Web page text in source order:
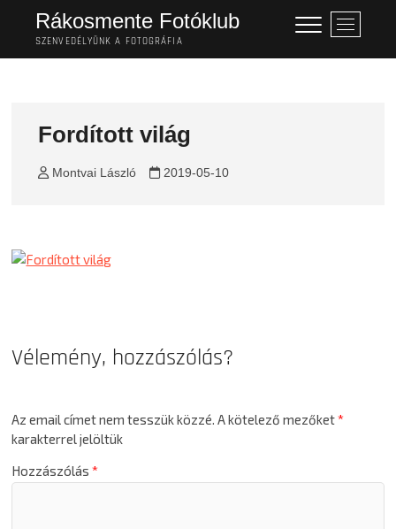
content
Rákosmente Fotóklub
SZENVEDÉLYÜNK A FOTOGRÁFIA
M
e
n
Fordított világ
Montvai László 2019-05-10
Vélemény, hozzászólás?
Az email címet nem tesszük közzé. A kötelező mezőket*
karakterrel jelöltük
Hozzászólás*